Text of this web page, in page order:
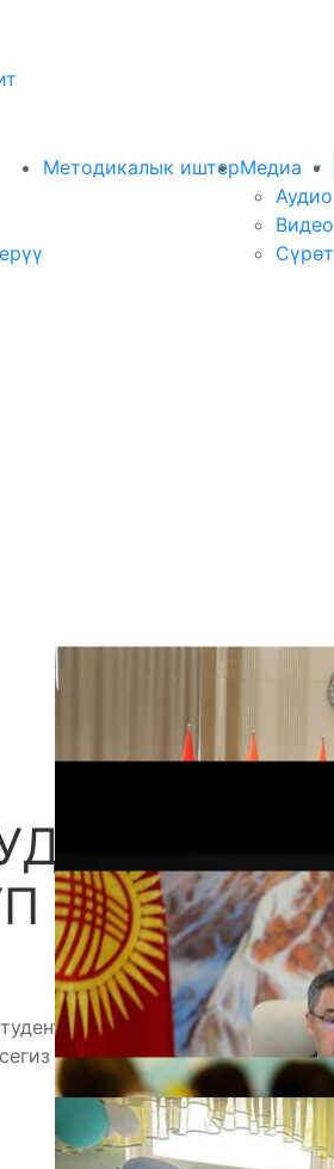
Методикалык иштерМедиа
Аудио
Видео
Сүрөт
АЛДЫ
стартап” пилоттук
стартап долбоорго